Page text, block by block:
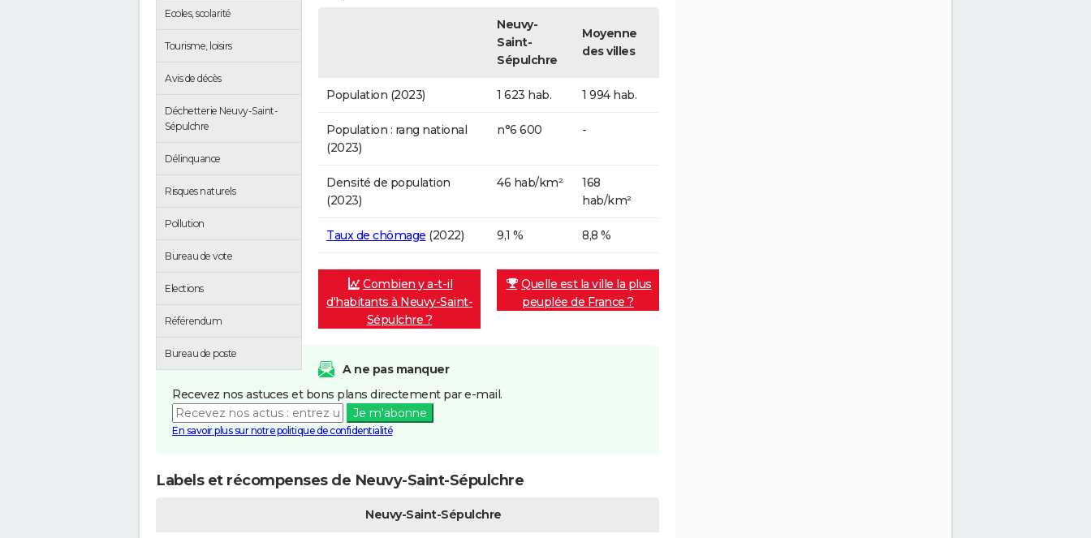
Ecoles, scolarité
Tourisme, loisirs
Avis de décès
Déchetterie Neuvy-Saint-
Sépulchre
Délinquance
Risques naturels
Pollution
Bureau de vote
Elections
Référendum
Bureau de poste
Neuvy-
Saint-
Sépulchre
Moyenne
des villes
Population (2023) 1 623 hab. 1 994 hab.
Population : rang national
(2023)
n°6 600 -
Densité de population
(2023)
46 hab/km²
168
hab/km²
Taux de chômage (2022) 9,1 % 8,8 %
Combien y a-t-il
d'habitants à Neuvy-Saint-
Sépulchre ?
Quelle est la ville la plus
peuplée de France ?
A ne pas manquer
Recevez nos astuces et bons plans directement par e-mail.
Je m'abonne
En savoir plus sur notre politique de confidentialité
Labels et récompenses de Neuvy-Saint-Sépulchre
Neuvy-Saint-Sépulchre